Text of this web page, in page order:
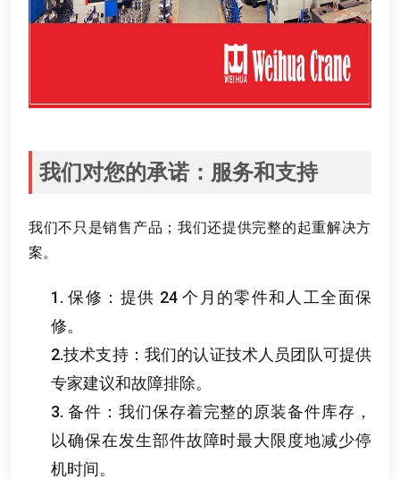
我们对您的承诺： 服务和支持
我们不只是销售产品 ； 我们还提供完整的起重解决方
案。
1.保修 ： 提供 24个月的零件和人工全面保
修。
2.技术支持： 我们的认证技术人员团队可提供
专家建议和故障排除。
3. 备件 ： 我们保存着完整的原装备件库存 ，
以确保在发生部件故障时最大限度地减少停
机时间。